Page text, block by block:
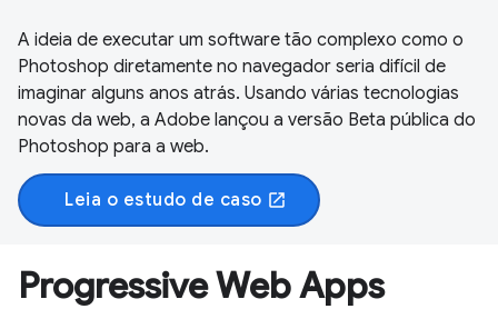
A ideia de executar um software tão complexo como o
Photoshop diretamente no navegador seria difícil de
imaginar alguns anos atrás. Usando várias tecnologias
novas da web, a Adobe lançou a versão Beta pública do
Photoshop para a web.
Leia o estudo de caso open_in_new
Progressive Web Apps